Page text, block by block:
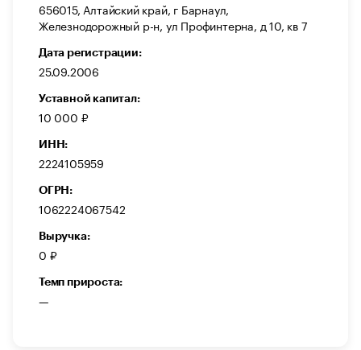
656015, Алтайский край, г Барнаул,
Железнодорожный р-н, ул Профинтерна, д 10, кв 7
Дата регистрации:
25.09.2006
Уставной капитал:
10 000 ₽
ИНН:
2224105959
ОГРН:
1062224067542
Выручка:
0 ₽
Темп прироста:
—